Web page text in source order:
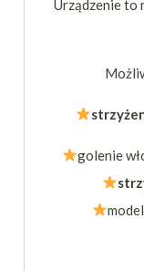
Urządzenie to
golenie